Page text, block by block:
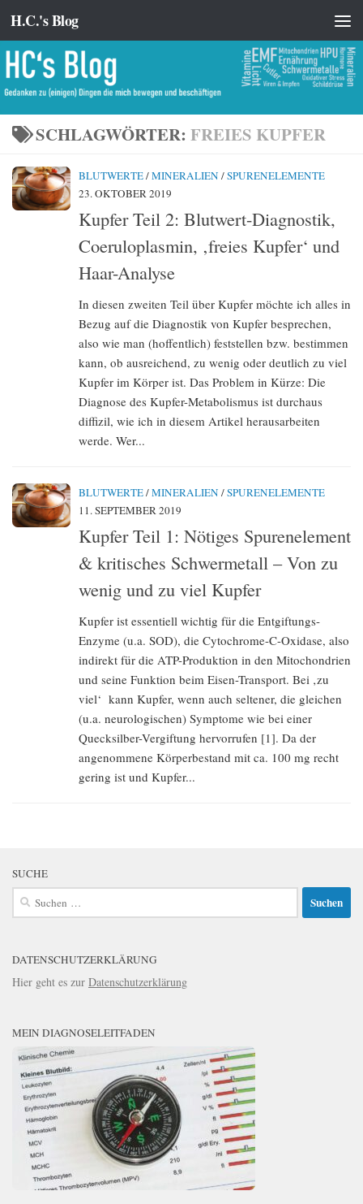
Zum Inhalt springen
H.C.'s Blog
SCHLAGWÖRTER: FREIES KUPFER
BLUTWERTE/MINERALIEN /SPURENELEMENTE
23. OKTOBER 2019
Kupfer Teil 2: Blutwert-Diagnostik,
Coeruloplasmin, ‚freies Kupfer‘ und
Haar-Analyse
In diesen zweiten Teil über Kupfer möchte ich alles in
Bezug auf die Diagnostik von Kupfer besprechen,
also wie man (hoffentlich) feststellen bzw. bestimmen
kann, ob ausreichend, zu wenig oder deutlich zu viel
Kupfer im Körper ist. Das Problem in Kürze: Die
Diagnose des Kupfer-Metabolismus ist durchaus
diffizil, wie ich in diesem Artikel herausarbeiten
werde. Wer...
BLUTWERTE/MINERALIEN /SPURENELEMENTE
11. SEPTEMBER 2019
Kupfer Teil 1: Nötiges Spurenelement
& kritisches Schwermetall – Von zu
wenig und zu viel Kupfer
Kupfer ist essentiell wichtig für die Entgiftungs-
Enzyme (u.a. SOD), die Cytochrome-C-Oxidase, also
indirekt für die ATP-Produktion in den Mitochondrien
und seine Funktion beim Eisen-Transport. Bei ‚zu
viel‘ kann Kupfer, wenn auch seltener, die gleichen
(u.a. neurologischen) Symptome wie bei einer
Quecksilber-Vergiftung hervorrufen [1]. Da der
angenommene Körperbestand mit ca. 100 mg recht
gering ist und Kupfer...
SUCHE
Suchen
nach:
DATENSCHUTZERKLÄRUNG
Hier geht es zur Datenschutzerklärung
MEIN DIAGNOSELEITFADEN